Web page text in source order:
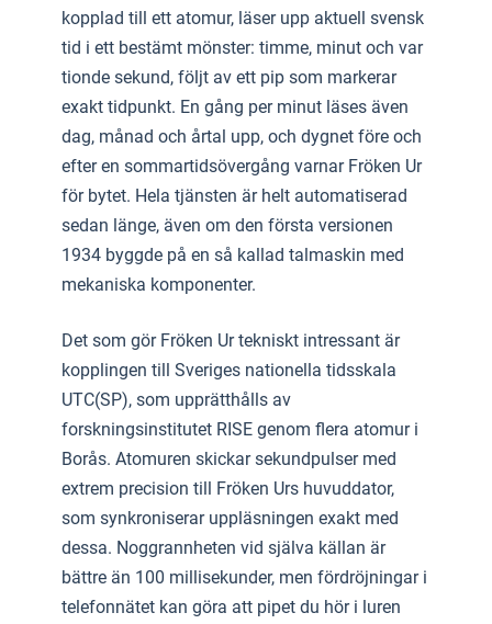
kopplad till ett atomur, läser upp aktuell svensk
tid i ett bestämt mönster: timme, minut och var
tionde sekund, följt av ett pip som markerar
exakt tidpunkt. En gång per minut läses även
dag, månad och årtal upp, och dygnet före och
efter en sommartidsövergång varnar Fröken Ur
för bytet. Hela tjänsten är helt automatiserad
sedan länge, även om den första versionen
1934 byggde på en så kallad talmaskin med
mekaniska komponenter.
Det som gör Fröken Ur tekniskt intressant är
kopplingen till Sveriges nationella tidsskala
UTC(SP), som upprätthålls av
forskningsinstitutet RISE genom flera atomur i
Borås. Atomuren skickar sekundpulser med
extrem precision till Fröken Urs huvuddator,
som synkroniserar uppläsningen exakt med
dessa. Noggrannheten vid själva källan är
bättre än 100 millisekunder, men fördröjningar i
telefonnätet kan göra att pipet du hör i luren